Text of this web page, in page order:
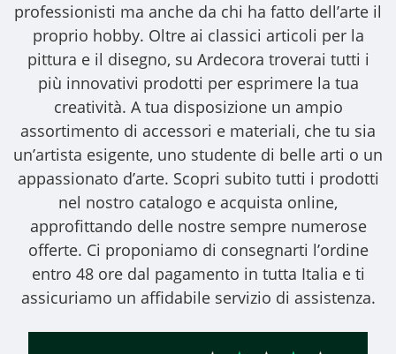
professionisti ma anche da chi ha fatto dell’arte il
proprio hobby. Oltre ai classici articoli per la
pittura e il disegno, su Ardecora troverai tutti i
più innovativi prodotti per esprimere la tua
creatività. A tua disposizione un ampio
assortimento di accessori e materiali, che tu sia
un’artista esigente, uno studente di belle arti o un
appassionato d’arte. Scopri subito tutti i prodotti
nel nostro catalogo e acquista online,
approfittando delle nostre sempre numerose
offerte. Ci proponiamo di consegnarti l’ordine
entro 48 ore dal pagamento in tutta Italia e ti
assicuriamo un affidabile servizio di assistenza.